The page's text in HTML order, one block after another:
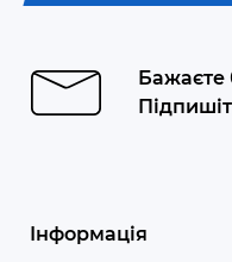
Бажаєте
Інформація